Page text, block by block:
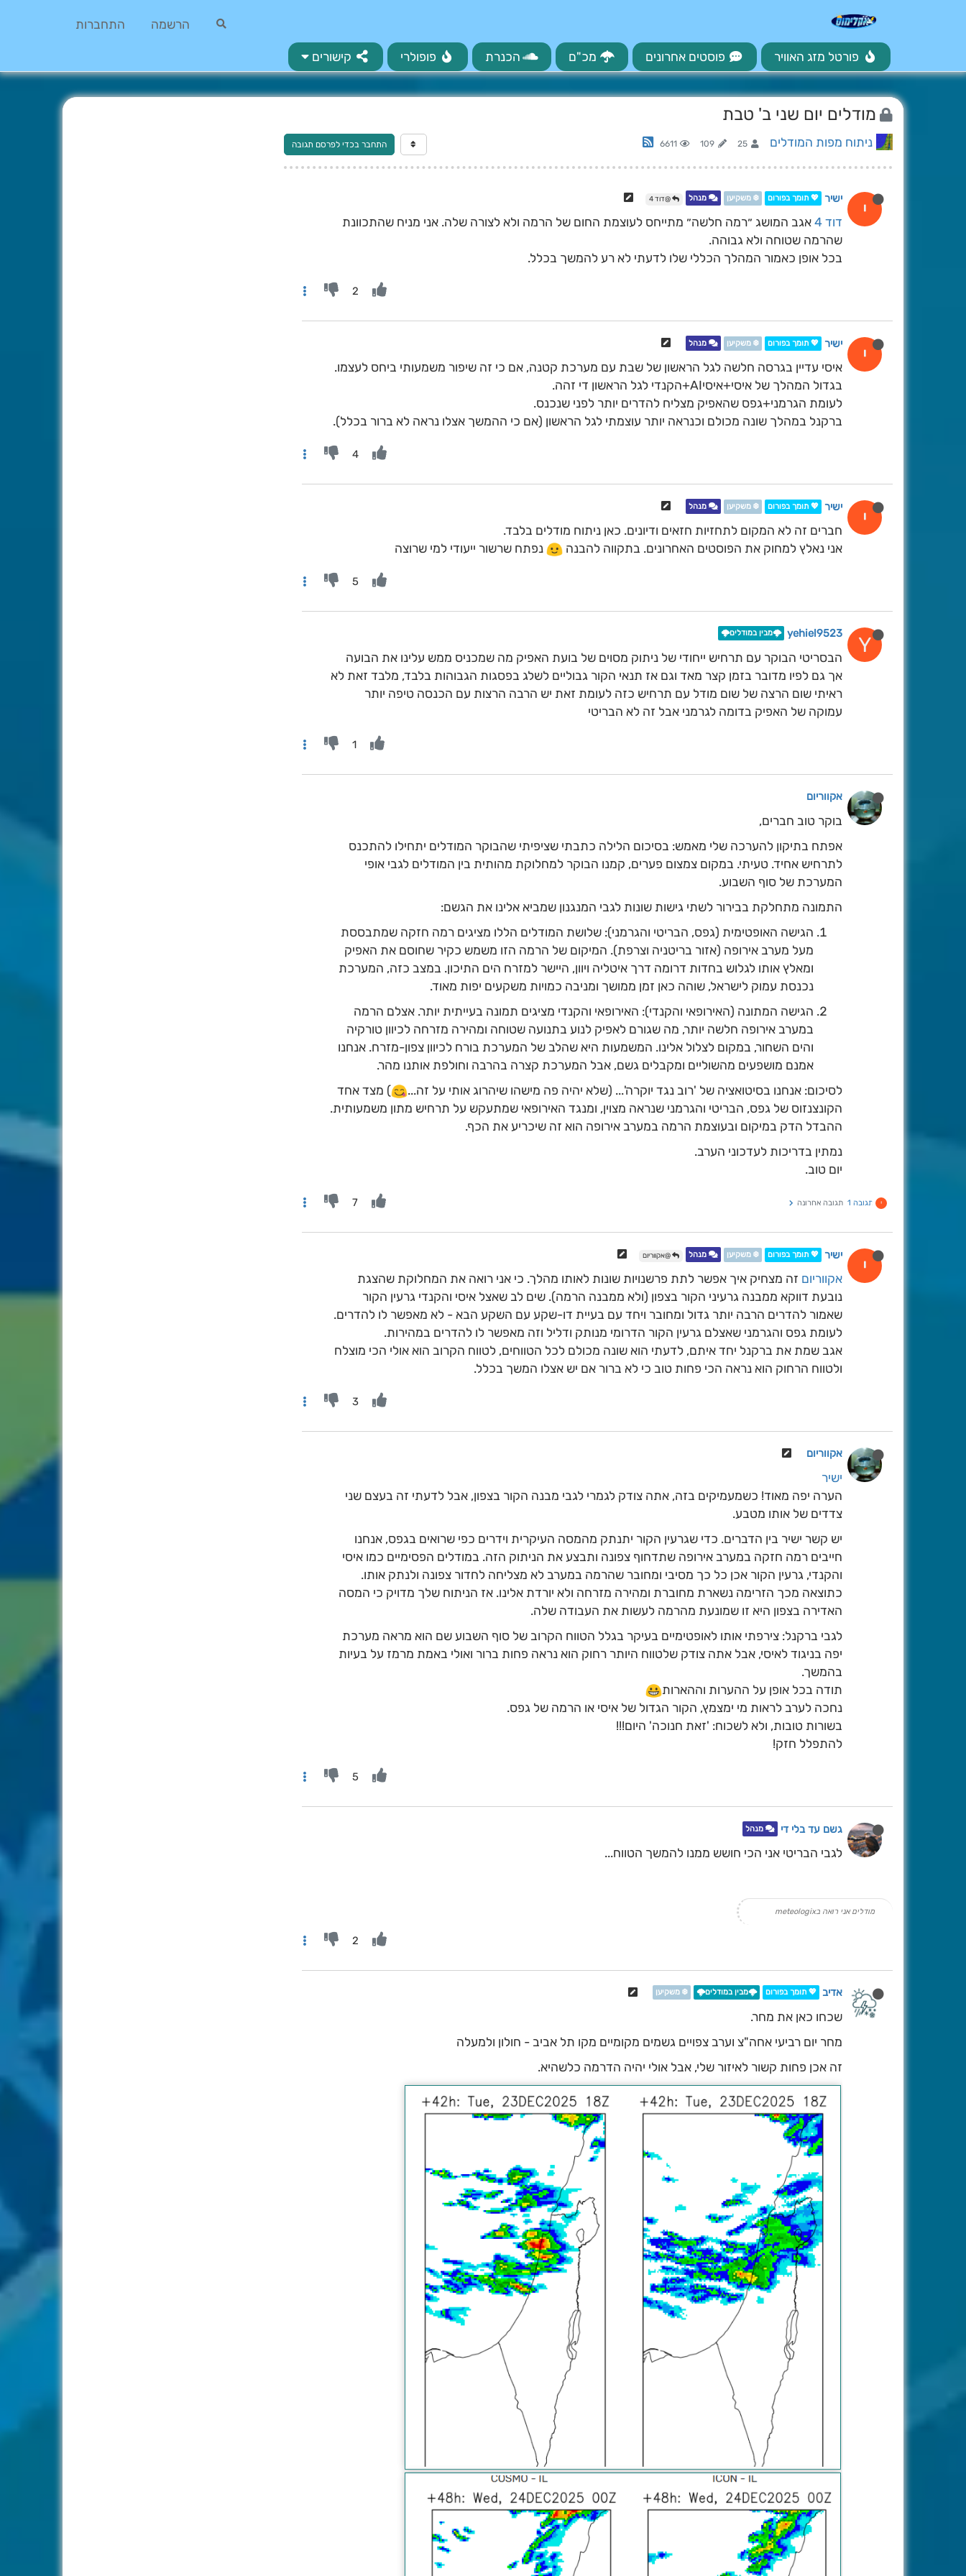
הרשמה התחברות
פורטל מזג האוויר פוסטים אחרונים מכ"ם הכנרת פופולרי קישורים
מודלים יום שני ב' טבת
ניתוח מפות המודלים 25
109
6611 התחבר בכדי לפרסם תגובה
י ישיר 💖 תומך בפורום ❄️ משקיען מנהל @דוד 4
דוד 4
אגב המושג ״רמה חלשה״ מתייחס לעוצמת החום של הרמה ולא לצורה שלה. אני מניח שהתכוונת
שהרמה שטוחה ולא גבוהה.
בכל אופן כאמור המהלך הכללי שלו לדעתי לא רע להמשך בכלל.
2
י ישיר 💖 תומך בפורום ❄️ משקיען מנהל
איסי עדיין בגרסה חלשה לגל הראשון של שבת עם מערכת קטנה, אם כי זה שיפור משמעותי ביחס לעצמו.
בגדול המהלך של איסי+איסיAI+הקנדי לגל הראשון די זהה.
לעומת הגרמני+גפס שהאפיק מצליח להדרים יותר לפני שנכנס.
ברקנל במהלך שונה מכולם וכנראה יותר עוצמתי לגל הראשון (אם כי ההמשך אצלו נראה לא ברור בכלל).
4
י ישיר 💖 תומך בפורום ❄️ משקיען מנהל
חברים זה לא המקום לתחזיות חזאים ודיונים. כאן ניתוח מודלים בלבד.
אני נאלץ למחוק את הפוסטים האחרונים. בתקווה להבנה
נפתח שרשור ייעודי למי שרוצה
5
Y
yehiel9523 🌩️מבין במודלים🌩️
הבסריטי הבוקר עם תרחיש ייחודי של ניתוק מסוים של בועת האפיק מה שמכניס ממש עלינו את הבועה
אך גם לפיו מדובר בזמן קצר מאד וגם אז תנאי הקור גבוליים לשלג בפסגות הגבוהות בלבד, מלבד זאת לא
ראיתי שום הרצה של שום מודל עם תרחיש כזה לעומת זאת יש הרבה הרצות עם הכנסה טיפה יותר
עמוקה של האפיק בדומה לגרמני אבל זה לא הבריטי
1
אקווריום
בוקר טוב חברים,
אפתח בתיקון להערכה שלי מאמש: בסיכום הלילה כתבתי שציפיתי שהבוקר המודלים יתחילו להתכנס
לתרחיש אחיד. טעיתי. במקום צמצום פערים, קמנו הבוקר למחלוקת מהותית בין המודלים לגבי אופי
המערכת של סוף השבוע.
התמונה מתחלקת בבירור לשתי גישות שונות לגבי המנגנון שמביא אלינו את הגשם:
הגישה האופטימית (גפס, הבריטי והגרמני): שלושת המודלים הללו מציגים רמה חזקה שמתבססת
מעל מערב אירופה (אזור בריטניה וצרפת). המיקום של הרמה הזו משמש כקיר שחוסם את האפיק
ומאלץ אותו לגלוש בחדות דרומה דרך איטליה ויוון, היישר למזרח הים התיכון. במצב כזה, המערכת
נכנסת עמוק לישראל, שוהה כאן זמן ממושך ומניבה כמויות משקעים יפות מאוד.
הגישה המתונה (האירופאי והקנדי): האירופאי והקנדי מציגים תמונה בעייתית יותר. אצלם הרמה
במערב אירופה חלשה יותר, מה שגורם לאפיק לנוע בתנועה שטוחה ומהירה מזרחה לכיוון טורקיה
והים השחור, במקום לצלול אלינו. המשמעות היא שהלב של המערכת בורח לכיוון צפון-מזרח. אנחנו
אמנם מושפעים מהשוליים ומקבלים גשם, אבל המערכת קצרה בהרבה וחולפת אותנו מהר.
לסיכום: אנחנו בסיטואציה של 'רוב נגד יוקרה'... (שלא יהיה פה מישהו שיהרוג אותי על זה...
) מצד אחד
הקונצנזוס של גפס, הבריטי והגרמני שנראה מצוין, ומנגד האירופאי שמתעקש על תרחיש מתון משמעותית.
ההבדל הדק במיקום ובעוצמת הרמה במערב אירופה הוא זה שיכריע את הכף.
נמתין בדריכות לעדכוני הערב.
יום טוב.
י תגובה 1 תגובה אחרונה 7
י ישיר 💖 תומך בפורום ❄️ משקיען מנהל @אקווריום
אקווריום זה מצחיק איך אפשר לתת פרשנויות שונות לאותו מהלך. כי אני רואה את המחלוקת שהצגת
נובעת דווקא ממבנה גרעיני הקור בצפון (ולא ממבנה הרמה). שים לב שאצל איסי והקנדי גרעין הקור
שאמור להדרים הרבה יותר גדול ומחובר ויחד עם בעיית דו-שקע עם השקע הבא - לא מאפשר לו להדרים.
לעומת גפס והגרמני שאצלם גרעין הקור הדרומי מנותק ודליל וזה מאפשר לו להדרים במהירות.
אגב שמת את ברקנל יחד איתם, לדעתי הוא שונה מכולם לכל הטווחים, לטווח הקרוב הוא אולי הכי מוצלח
ולטווח הרחוק הוא נראה הכי פחות טוב כי לא ברור אם יש אצלו המשך בכלל.
3
אקווריום
ישיר
הערה יפה מאוד! כשמעמיקים בזה, אתה צודק לגמרי לגבי מבנה הקור בצפון, אבל לדעתי זה בעצם שני
צדדים של אותו מטבע.
יש קשר ישיר בין הדברים. כדי שגרעין הקור יתנתק מהמסה העיקרית וידרים כפי שרואים בגפס, אנחנו
חייבים רמה חזקה במערב אירופה שתדחוף צפונה ותבצע את הניתוק הזה. במודלים הפסימיים כמו איסי
והקנדי, גרעין הקור אכן כל כך מסיבי ומחובר שהרמה במערב לא מצליחה לחדור צפונה ולנתק אותו.
כתוצאה מכך הזרימה נשארת מחוברת ומהירה מזרחה ולא יורדת אלינו. אז הניתוח שלך מדויק כי המסה
האדירה בצפון היא זו שמונעת מהרמה לעשות את העבודה שלה.
לגבי ברקנל: צירפתי אותו לאופטימיים בעיקר בגלל הטווח הקרוב של סוף השבוע שם הוא מראה מערכת
יפה בניגוד לאיסי, אבל אתה צודק שלטווח היותר רחוק הוא נראה פחות ברור ואולי באמת מרמז על בעיות
בהמשך.
תודה בכל אופן על ההערות וההארות
נחכה לערב לראות מי ימצמץ, הקור הגדול של איסי או הרמה של גפס.
בשורות טובות, ולא לשכוח: 'זאת חנוכה' היום!!!
להתפלל חזק!
5
גשם עד בלי די מנהל
לגבי הבריטי אני הכי חושש ממנו להמשך הטווח...
מודלים אני רואה בmeteologix
2
אדיב 💖 תומך בפורום 🌩️מבין במודלים🌩️ ❄️ משקיען
שכחו כאן את מחר.
מחר יום רביעי אחה"צ וערב צפויים גשמים מקומיים מקו תל אביב - חולון ולמעלה
זה אכן פחות קשור לאיזור שלי, אבל אולי יהיה הדרמה כלשהיא.